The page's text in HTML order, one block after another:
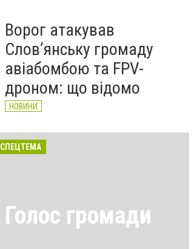
Ворог атакував
Слов’янську громаду
авіабомбою та FPV-
дроном: що відомо
НОВИНИ
СПЕЦТЕМА
Голос громади